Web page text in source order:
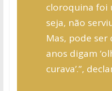
cloroquina foi
seja, não
Mas, pode
anos digam
curava’.”,